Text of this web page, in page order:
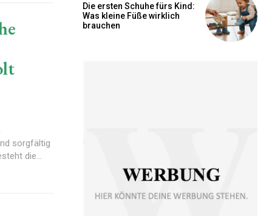
sorgfältig
die...
Die ersten Schuhe fürs Kind:
Was kleine Füße wirklich
brauchen